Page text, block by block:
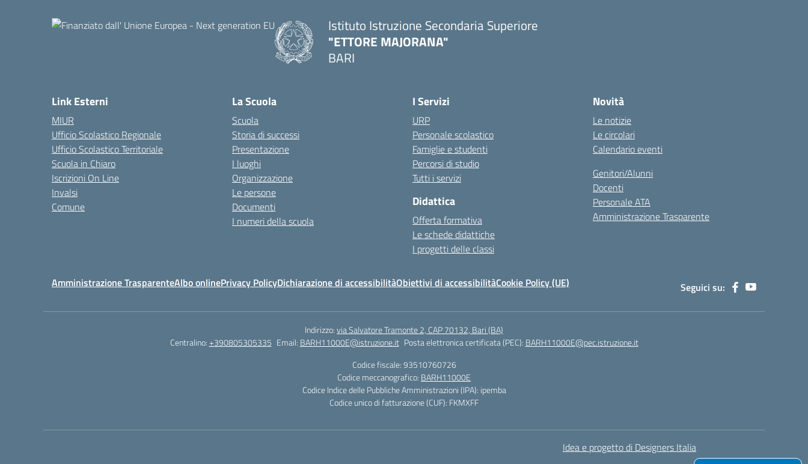
Istituto Istruzione Secondaria Superiore
"ETTORE MAJORANA"
BARI
Link Esterni
MIUR
Ufficio Scolastico Regionale
Ufficio Scolastico Territoriale
Scuola in Chiaro
Iscrizioni On Line
Invalsi
Comune
La Scuola
Scuola
Storia di successi
Presentazione
I luoghi
Organizzazione
Le persone
Documenti
I numeri della scuola
I Servizi
URP
Personale scolastico
Famiglie e studenti
Percorsi di studio
Tutti i servizi
Didattica
Offerta formativa
Le schede didattiche
I progetti delle classi
Novità
Le notizie
Le circolari
Calendario eventi
Genitori/Alunni
Docenti
Personale ATA
Amministrazione Trasparente
Amministrazione TrasparenteAlbo onlinePrivacy PolicyDichiarazione di accessibilitàObiettivi di accessibilitàCookie Policy (UE) Seguici su:
Indirizzo:via Salvatore Tramonte 2, CAP 70132, Bari (BA)
Centralino:+390805305335 Email: BARH11000E@istruzione.it Posta elettronica certificata (PEC): BARH11000E@pec.istruzione.it
Codice fiscale: 93510760726
Codice meccanografico: BARH11000E
Codice Indice delle Pubbliche Amministrazioni (IPA): ipemba
Codice unico di fatturazione (CUF): FKMXFF
Idea e progetto di Designers Italia